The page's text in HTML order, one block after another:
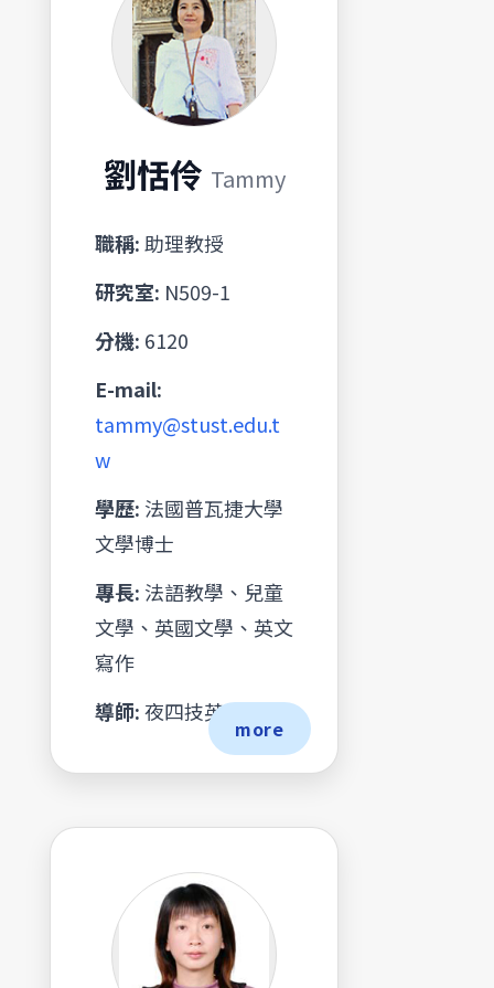
劉恬伶 Tammy
職稱:助理教授
研究室: N509-1
分機: 6120
E-mail:
tammy@stust.edu.t
w
學歷: 法國普瓦捷大學
文學博士
專長: 法語教學、兒童
文學、英國文學、英文
寫作
導師:夜四技英語三甲
more